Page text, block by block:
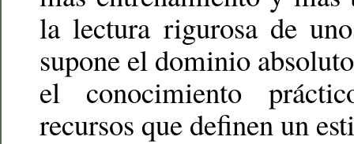
la lectura rigurosa de
supone el dominio
el conocimiento
recursos que definen un